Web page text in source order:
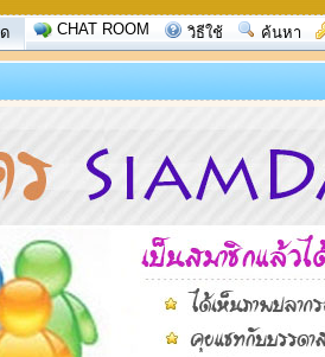
CHAT ROOM วิธีใช้ ค้นหา